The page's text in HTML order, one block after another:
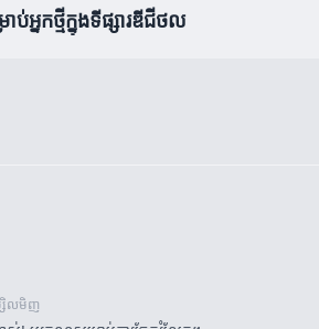
ប់អ្នកថ្មីក្នុងទីផ្សារឌីជីថល
លមិញ